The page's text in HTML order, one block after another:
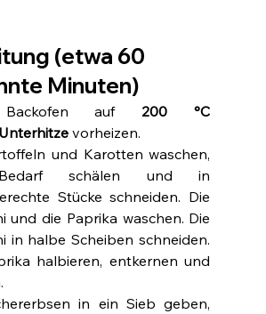
(etwa 60
Minuten)
auf 200 °C
vorheizen.
und Karotten waschen,
schälen und in
Stücke schneiden. Die
und die Paprika waschen. Die
in halbe Scheiben schneiden.
halbieren, entkernen und
in ein Sieb geben,